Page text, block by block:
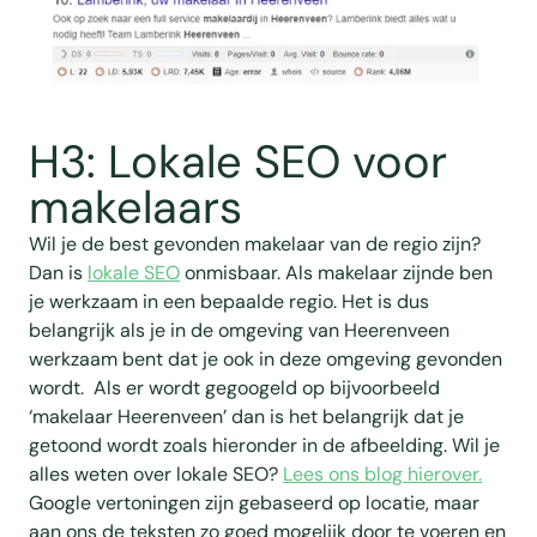
H3: Lokale SEO voor
makelaars
Wil je de best gevonden makelaar van de regio zijn?
Dan is lokale SEOonmisbaar. Als makelaar zijnde ben
je werkzaam in een bepaalde regio. Het is dus
belangrijk als je in de omgeving van Heerenveen
werkzaam bent dat je ook in deze omgeving gevonden
wordt. Als er wordt gegoogeld op bijvoorbeeld
‘makelaar Heerenveen’ dan is het belangrijk dat je
getoond wordt zoals hieronder in de afbeelding. Wil je
alles weten over lokale SEO? Lees ons blog hierover.
Google vertoningen zijn gebaseerd op locatie, maar